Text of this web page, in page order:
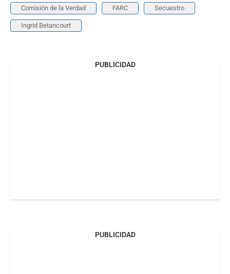
Comisión de la Verdad FARC Secuestro
Ingrid Betancourt
PUBLICIDAD
PUBLICIDAD